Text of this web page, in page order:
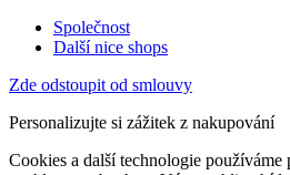
Společnost
Další nice shops
Zde odstoupit od smlouvy
Personalizujte si zážitek z nakupování
Cookies a další technologie